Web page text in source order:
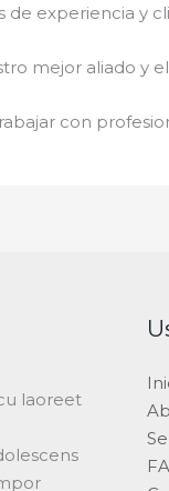
de experiencia y
mejor aliado y el
con
laoreet